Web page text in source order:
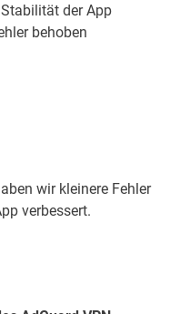
der App
behoben
wir kleinere Fehler
verbessert.